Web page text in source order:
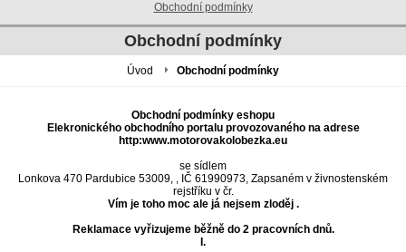
Obchodní podmínky
Obchodní podmínky
Úvod Obchodní podmínky
Obchodní podmínky eshopu
Elekronického obchodního portalu provozovaného na adrese
http:www.motorovakolobezka.eu
se sídlem
Lonkova 470 Pardubice 53009, , IČ 61990973, Zapsaném v živnostenském
rejstříku v čr.
Vím je toho moc ale já nejsem zloděj .
Reklamace vyřizujeme běžně do 2 pracovních dnů.
I.